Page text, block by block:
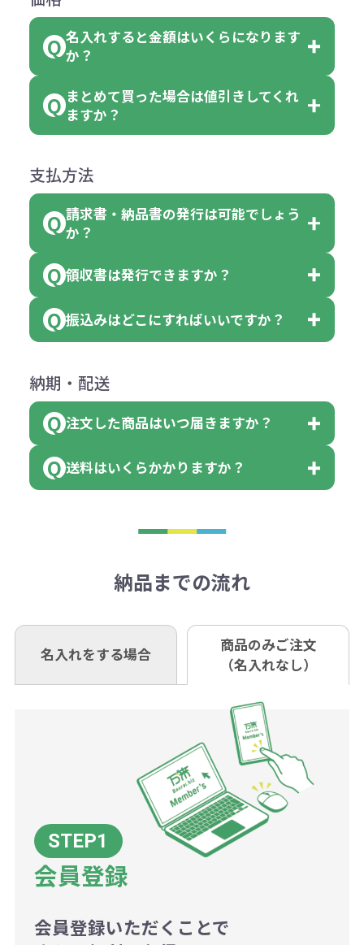
但し、ロゴなど名入れ印刷をされる
費用）
れ等分で100個ずつ入って参ります。
（割り切れない場合は数個単位で前
色指定できる商品に付きましては商
品詳細の購入の所で色が選べるよう
になっております。
い。
例えば…
クエアトート」を300個注文した場
クエアトート」は10個単位でしたら
色を指定出来るので、ピンクを100
個、ブルーを90個、イエローを110
【色指定の仕方】
に必要な個数を入力ください。
※10個単位など購入できる単位が決
はまらない数を入力すると、アラー
アラートに従って数を調整してくだ
がございます。
ご注文の際は、十分にご確認・ご検
めご了承ください。
ただし下記の場合は承っております
●初期不良または不良品（破損、故
障）の場合
合
●名入れ、オリジナルの内容が異な
っていた場合
または返金にて対応させていただき
ます。
その際不良品については送料着払い
ください。
（商品の状態により、対応が変わる
※不良商品をご返却いただけない場
います。あらかじめご了承くださ
※不良商品は商品到着後7営業日以
お問合せ先
0120-979-907
AM10:00～PM5:00（土・日・祝日を
名入れすると金額はいくらになります
か？
名入れありの場合の代金の計算方法
は下記の通りです。
計算例：
＜1色印刷の場合＞
（提供価格（商品代）+名入れ費用
（印刷代））×枚数+製版代
（提供価格（商品代）+名入れ費用
×色数
※例えば2色印刷の場合には、名入
れ費用が2倍、製版代が2倍必要で
す。
相談下さい。
なお、印刷代はボリュームディスカ
同じ版で多くの数量を印刷すると、1
個当たりの印刷代単価がお安くなり
一方、数量が少なく一定数に満たな
い場合は、単価計算ではなく、印刷
代の基本料金を一式頂戴する場合が
ございます。
ボリュームディスカウントの計算は
商品や印刷方法によって異なります
ので、予めご了承ください。
例：200個未満（1式：18,000円）
まとめて買った場合は値引きしてくれ
ますか？
商品によりますが、お見積もりさせ
ていただきます。
見積もりサポートから個別でお問い
支払方法
請求書・納品書の発行は可能でしょう
か？
会員様はマイページより各種帳票の
ダウンロードが可能です。
詳しくはこちらはご確認ください。
領収書のダウンロード
領収書は発行できますか？
会員様はマイページより各種帳票の
詳しくはこちらはご確認ください。
振込みはどこにすればいいですか？
下記口座にお願いします。
■三菱UFJ銀行
小田井支店（おたいしてん）
■ゆうちょ銀行（振替口座）
口座名 株式会社モノベーション
※振り込み手数料はお客さま負担と
なりますのでご注意ください。
納期・配送
注文した商品はいつ届きますか？
既製品の場合、ご入金確認後3営業
ご入金確認後約3週間となります。
定しているものもあります。
あれば、午前中までにご注文とご入
金いただければ翌日着でお送りする
お急ぎの場合、ご相談ください。最
大限努力いたします。
送料はいくらかかりますか？
き別途申し受けます。
も複数ヶ所への納品の場合、別途送
料頂戴する場合がございます。
詳細はこちらご確認ください。
納品までの流れ
名入れをする場合
商品のみご注文
（名入れなし）
会員登録
会員登録いただくことで